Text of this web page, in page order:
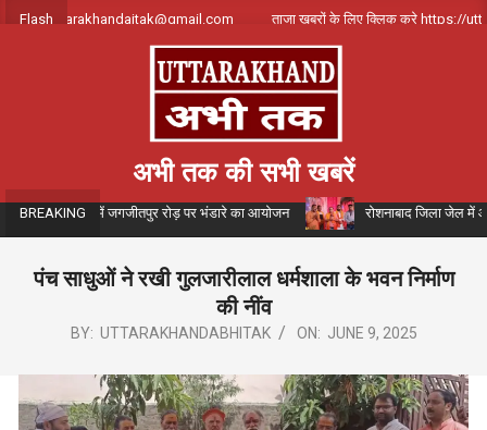
SkipFlash
करे uttarakhandajtak@gmail.com ताजा खबरों के लिए क्लिक करे https://
अभी तक की सभी खबरें
BREAKING
के संयोजन में जगजीतपुर रोड़ पर भंडारे का आयोजन रोशनाबाद जिला जेल में
पंच साधुओं ने रखी गुलजारीलाल धर्मशाला के भवन निर्माण
की नींव
BY: UTTARAKHANDABHITAK ON: JUNE 9, 2025